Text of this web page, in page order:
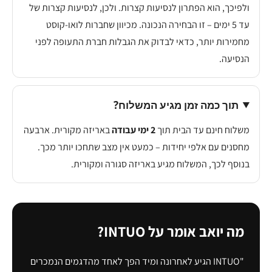
ולפיכך, הוא הפתרון לנסיעות קצרות. ולכן, לנסיעות קצרות של
עד 5 ימים – זו הבחירה הנכונה. מכיוון שחברות לואו-קוסט
מחמירות יותר, כדאי לבדוק את הגבלות חברת התעופה לפני
הנסיעה.
תוך כמה זמן מגיע המשלוח?
משלוח חינם עד הבית תוך2 ימי עבודה
באריזה מקורית. ארבעה
מחסנים עם אלפי יחידות – כמעט אין מצב שתחכו יותר מכך.
בנוסף לכך, המשלוח מגיע באריזה סגורה ומקורית.
מה יואב אומר על INTUO?
"INTUO הגיע לאחרונה ומיד הפך לאחד מהדגמים הנמכרים